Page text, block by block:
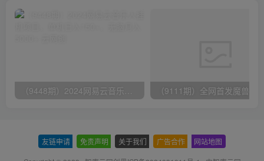
友链申请 免责声明 关于我们 广告合作 网站地图